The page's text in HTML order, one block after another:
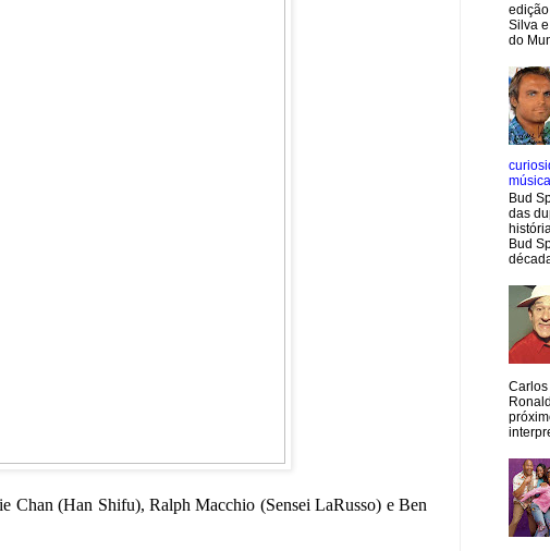
Chan (Han Shifu), Ralph Macchio (Sensei LaRusso) e Ben
Silva
do
Bud
das
Bud
Carlos